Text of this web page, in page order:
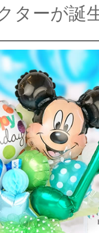
ターが誕